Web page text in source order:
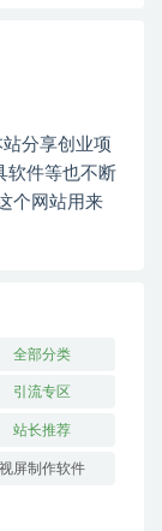
分享创业项
软件等也不断
个网站用来
全部分类
引流专区
站长推荐
视屏制作软件